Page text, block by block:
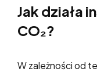
Jak działa
CO₂?
W zależności od